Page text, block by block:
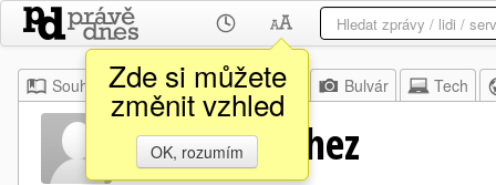
Zde si můžete
změnit vzhled
OK, rozumím
Souhrn Moje Z domova Bulvár Tech
Alexis Sánchez